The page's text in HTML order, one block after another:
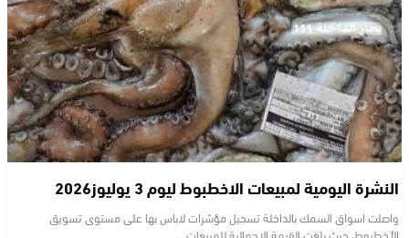
النشرة اليومية لمبيعات الاخطبوط ليوم 3 يوليوز2026
واصلت اسواق السمك بالداخلة تسجيل مؤشرات لاباس بها على مستوى تسويق